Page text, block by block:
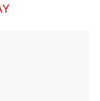
3,240,000₫.